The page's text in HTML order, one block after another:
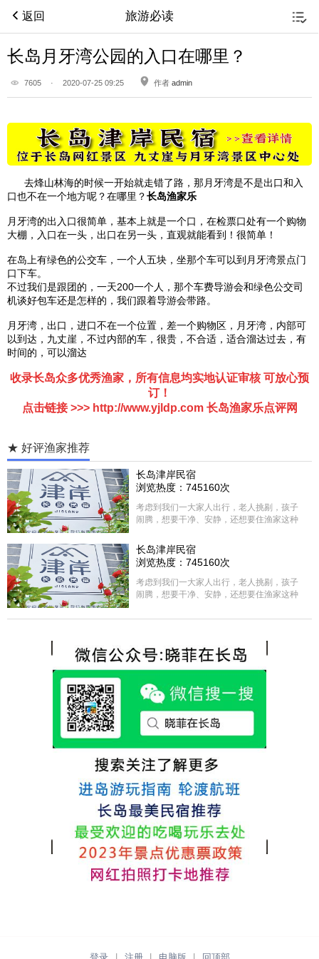
返回 旅游必读
长岛月牙湾公园的入口在哪里？
7605 · 2020-07-25 09:25 作者 admin
去烽山林海的时候一开始就走错了路，那月牙湾是不是出口和入
口也不在一个地方呢？在哪里？长岛渔家乐
月牙湾的出入口很简单，基本上就是一个口，在检票口处有一个购物
大棚，入口在一头，出口在另一头，直观就能看到！很简单！
在岛上有绿色的公交车，一个人五块，坐那个车可以到月牙湾景点门
口下车。
不过我们是跟团的，一天200一个人，那个车费导游会和绿色公交司
机谈好包车还是怎样的，我们跟着导游会带路。
月牙湾，出口，进口不在一个位置，差一个购物区，月牙湾，内部可
以到达，九丈崖，不过内部的车，很贵，不合适，适合溜达过去，有
时间的，可以溜达
收录长岛众多优秀渔家，所有信息均实地认证审核 可放心预
订！
点击链接 >>> http://www.yjldp.com 长岛渔家乐点评网
★ 好评渔家推荐
长岛津岸民宿
浏览热度：745160次
考虑到我们一大家人出行，老人挑剔，孩子
闹腾，想要干净、安静，还想要住渔家这种
选择津岸民宿，实际体验客房很干净，饭菜
方面家里老人也很满意，整体饭菜给搭配的
很好，每顿饭也不重样的，海鲜确实是非常
的新鲜呢，另外值得一提的是，他家的海菜
包子非常好吃。 其实长岛可选的酒店、民宿
各不相同，可以根据自己的喜好选择。非常
热情，能根据我提出的需求来安排房间，这
点很好。
长岛津岸民宿
浏览热度：745160次
考虑到我们一大家人出行，老人挑剔，孩子
闹腾，想要干净、安静，还想要住渔家这种
选择津岸民宿，实际体验客房很干净，饭菜
很好，每顿饭也不重样的，海鲜确实是非常
的新鲜呢，另外值得一提的是，他家的海菜
包子非常好吃。 其实长岛可选的酒店、民宿
各不相同，可以根据自己的喜好选择。非常
推荐津岸民宿，关键是老板娘晓菲很细心、
热情，能根据我提出的需求来安排房间，这
点很好。